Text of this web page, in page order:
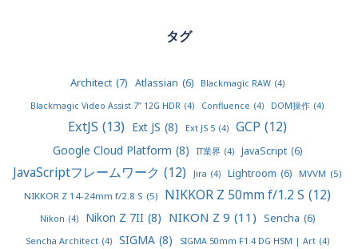
タグ
Architect (7) Atlassian (6) Blackmagic RAW (4)
Blackmagic Video Assist 7” 12G HDR (4) Confluence (4) DOM操作 (4)
ExtJS (13) Ext JS (8) Ext JS 5 (4) GCP (12)
Google Cloud Platform (8) IT業界 (4) JavaScript (6)
JavaScriptフレームワーク (12) Jira (4) Lightroom (6) MVVM (5)
NIKKOR Z 14-24mm f/2.8 S (5) NIKKOR Z 50mm f/1.2 S (12)
Nikon (4) Nikon Z 7II (8) NIKON Z 9 (11) Sencha (6)
Sencha Architect (4) SIGMA (8) SIGMA 50mm F1.4 DG HSM | Art (4)